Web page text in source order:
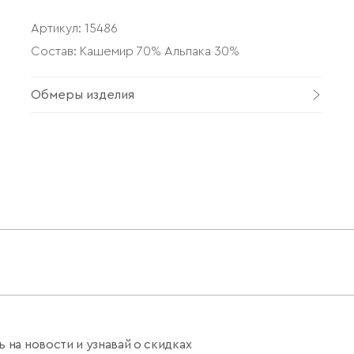
Артикул: 15486
Состав: Кашемир 70% Альпака 30%
Обмеры изделия
на новости и узнавай о скидках